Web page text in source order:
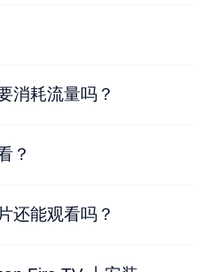
消耗流量吗？
？
还能观看吗？